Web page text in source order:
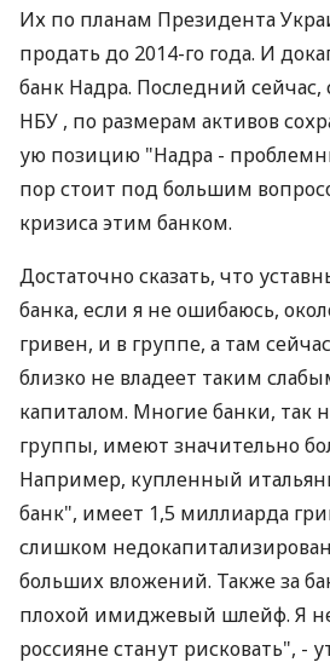
Их по планам Президента
продать до 2014-го года. И
банк Надра. Последний сейчас,
НБУ , по размерам активов
ую позицию "Надра -
пор стоит под большим
кризиса этим банком.
Достаточно сказать, что
банка, если я не ошибаюсь,
гривен, и в группе, а там
близко не владеет таким
капиталом. Многие банки, так
группы, имеют значительно
Например, купленный
банк", имеет 1,5 миллиарда
слишком
больших вложений. Также за
плохой имиджевый шлейф. Я
россияне станут рисковать", -